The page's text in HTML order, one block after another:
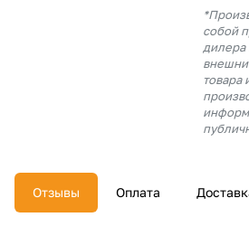
собой
дилера
товара
Отзывы Оплата
выбранный способом
% будут
с вашей
каждые 2 недели
Подробнее